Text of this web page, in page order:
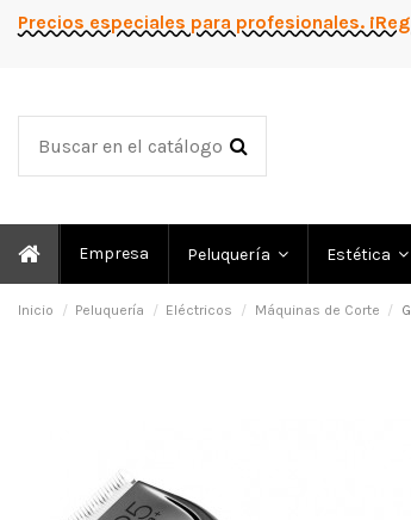
Precios especiales para profesionales.
Empresa Peluquería Estética
Inicio Peluquería Eléctricos Máquinas de Corte